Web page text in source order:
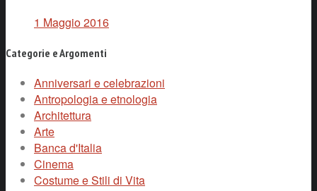
1 Maggio 2016
Categorie e Argomenti
Anniversari e celebrazioni
Antropologia e etnologia
Architettura
Arte
Banca d'Italia
Cinema
Costume e Stili di Vita